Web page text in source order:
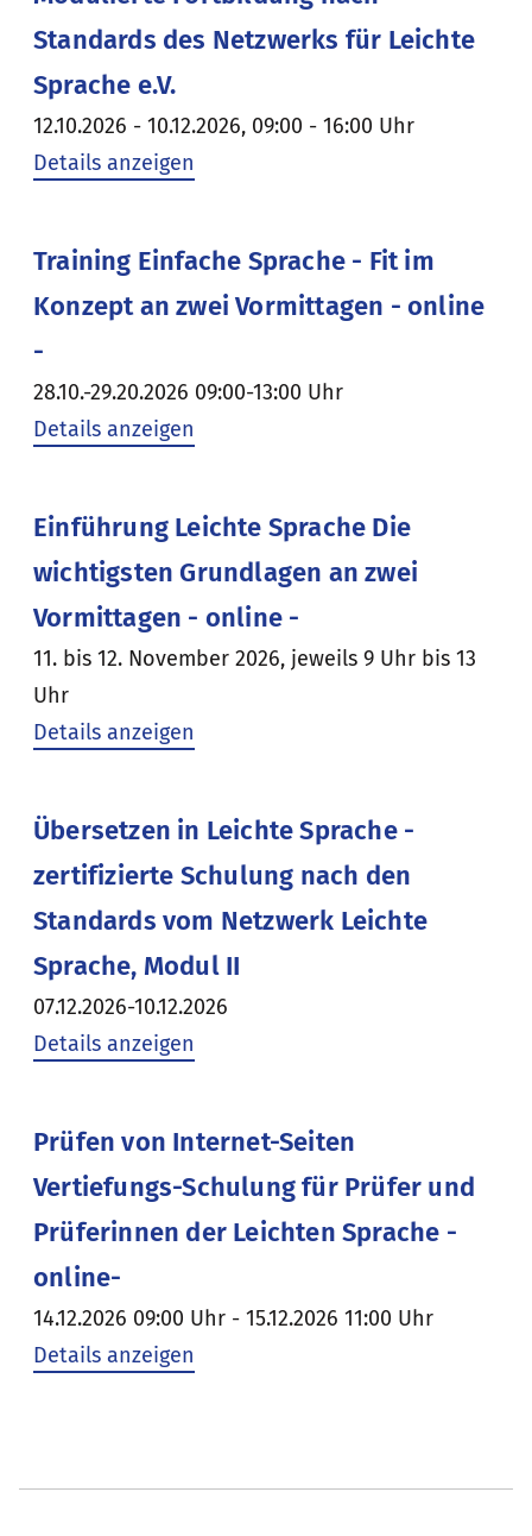
Standards des Netzwerks für Leichte
Sprache e.V.
12.10.2026 - 10.12.2026, 09:00 - 16:00 Uhr
Details anzeigen
Training Einfache Sprache - Fit im
Konzept an zwei Vormittagen - online
-
28.10.-29.20.2026 09:00-13:00 Uhr
Details anzeigen
Einführung Leichte Sprache Die
wichtigsten Grundlagen an zwei
Vormittagen - online -
11. bis 12. November 2026, jeweils 9 Uhr bis 13
Uhr
Details anzeigen
Übersetzen in Leichte Sprache -
zertifizierte Schulung nach den
Standards vom Netzwerk Leichte
Sprache, Modul II
07.12.2026-10.12.2026
Details anzeigen
Prüfen von Internet-Seiten
Vertiefungs-Schulung für Prüfer und
Prüferinnen der Leichten Sprache -
online-
14.12.2026 09:00 Uhr - 15.12.2026 11:00 Uhr
Details anzeigen